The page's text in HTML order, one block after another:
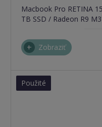
Macbook Pro RETINA
TB SSD / Radeon R9
Zobraziť
Použité